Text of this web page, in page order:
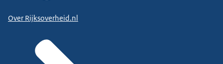
Over Rijksoverheid.nl